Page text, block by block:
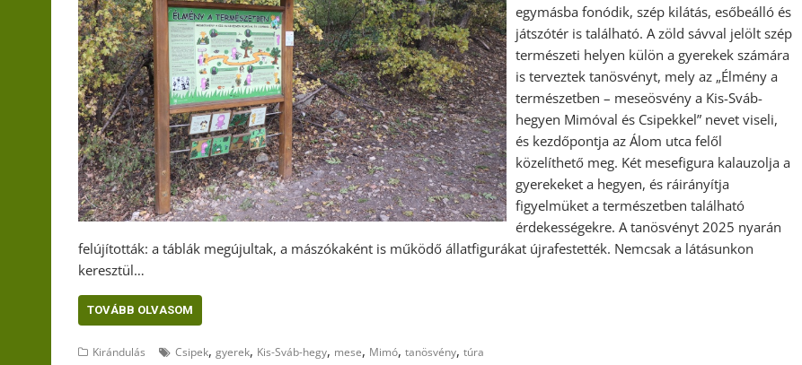
egymásba fonódik, szép kilátás, esőbeálló és
játszótér is található. A zöld sávval jelölt szép
természeti helyen külön a gyerekek számára
is terveztek tanösvényt, mely az „Élmény a
természetben – meseösvény a Kis-Sváb-
hegyen Mimóval és Csipekkel” nevet viseli,
és kezdőpontja az Álom utca felől
közelíthető meg. Két mesefigura kalauzolja a
gyerekeket a hegyen, és ráirányítja
figyelmüket a természetben található
érdekességekre. A tanösvényt 2025 nyarán
felújították: a táblák megújultak, a mászókaként is működő állatfigurákat újrafestették. Nemcsak a látásunkon
keresztül…
TOVÁBB OLVASOM
Kirándulás Csipek, gyerek, Kis-Sváb-hegy, mese, Mimó, tanösvény, túra